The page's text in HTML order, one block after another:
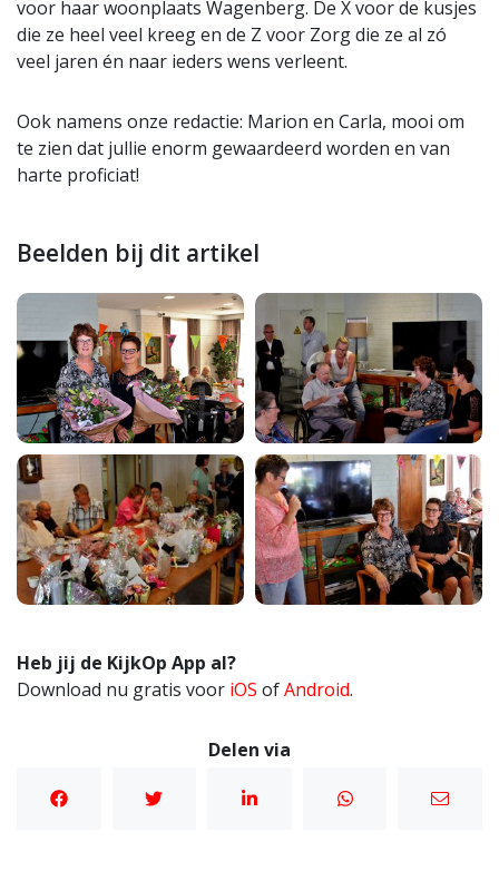
voor haar woonplaats Wagenberg. De X voor de kusjes
die ze heel veel kreeg en de Z voor Zorg die ze al zó
veel jaren én naar ieders wens verleent.
Ook namens onze redactie: Marion en Carla, mooi om
te zien dat jullie enorm gewaardeerd worden en van
harte proficiat!
Beelden bij dit artikel
Heb jij de KijkOp App al?
Download nu gratis voor iOS ofAndroid.
Delen via